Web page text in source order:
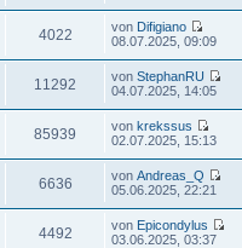
4022 von Difigiano
08.07.2025, 09:09
11292 vonStephanRU
04.07.2025, 14:05
85939 vonkrekssus
02.07.2025, 15:13
6636 vonAndreas_Q
05.06.2025, 22:21
4492 von Epicondylus
03.06.2025, 03:37